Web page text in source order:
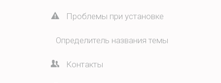
Проблемы при установке
Определитель названия темы
Контакты